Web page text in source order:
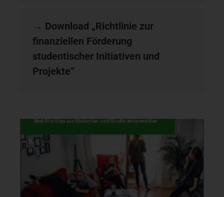
→ Download „Richtlinie zur
finanziellen Förderung
studentischer Initiativen und
Projekte“